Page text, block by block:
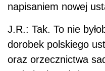
napisaniem nowej
J.R.: Tak. To nie
dorobek polskiego
oraz orzecznictwa